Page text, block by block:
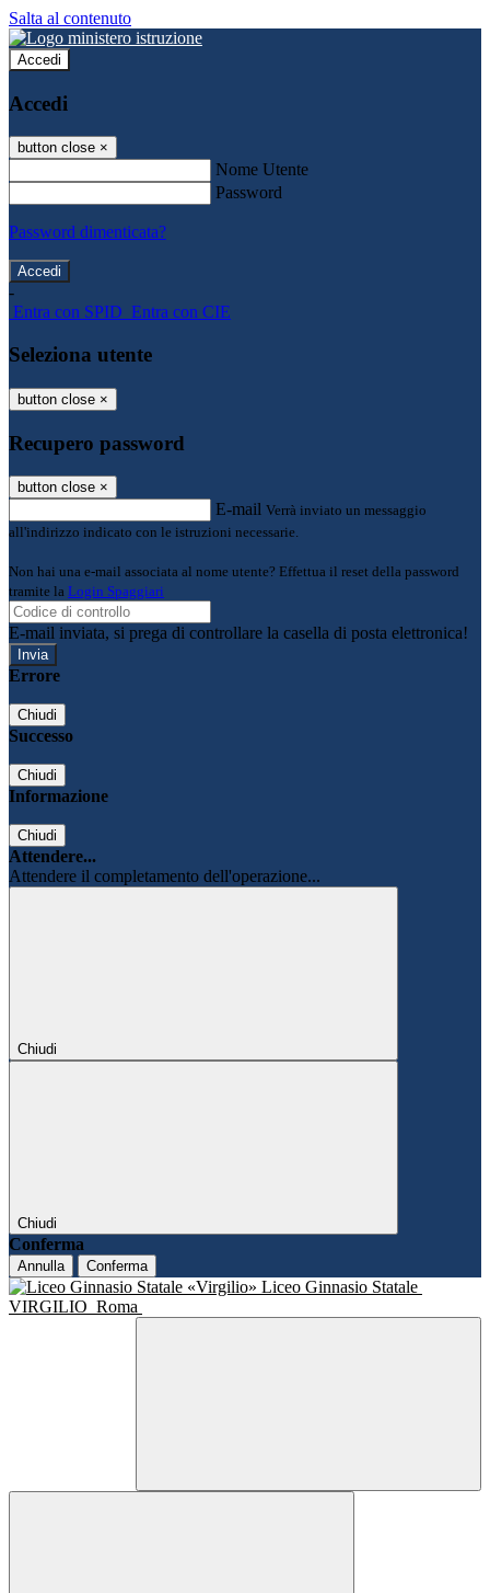
Salta al contenuto
Accedi
Accedi
button close ×
Nome Utente
Password
Password dimenticata?
-
Entra con SPID Entra con CIE
Seleziona utente
button close ×
Recupero password
button close ×
E-mail Verrà inviato un messaggio
all'indirizzo indicato con le istruzioni necessarie.
Non hai una e-mail associata al nome utente? Effettua il reset della password
tramite la Login Spaggiari
E-mail inviata, si prega di controllare la casella di posta elettronica!
Errore
Chiudi
Successo
Chiudi
Informazione
Chiudi
Attendere...
Attendere il completamento dell'operazione...
Chiudi
Chiudi
Conferma
Annulla Conferma
Liceo Ginnasio Statale
VIRGILIO Roma